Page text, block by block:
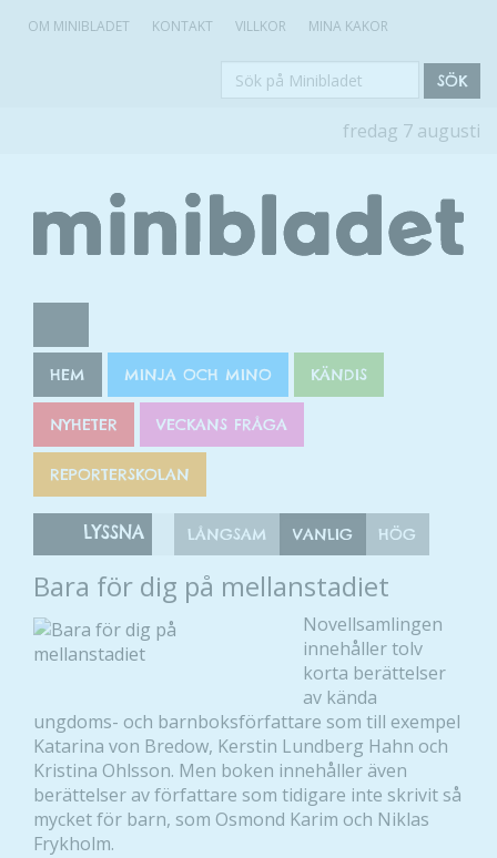
OM MINIBLADET KONTAKT VILLKOR MINA KAKOR
Sök
SÖK
fredag 7 augusti
HEM MINJA OCH MINO KÄNDIS
NYHETER VECKANS FRÅGA
REPORTERSKOLAN
LYSSNA LÅNGSAM VANLIG HÖG
Bara för dig på mellanstadiet
Novellsamlingen
innehåller tolv
korta berättelser
av kända
ungdoms- och barnboksförfattare som till exempel
Katarina von Bredow, Kerstin Lundberg Hahn och
Kristina Ohlsson. Men boken innehåller även
berättelser av författare som tidigare inte skrivit så
mycket för barn, som Osmond Karim och Niklas
Frykholm.